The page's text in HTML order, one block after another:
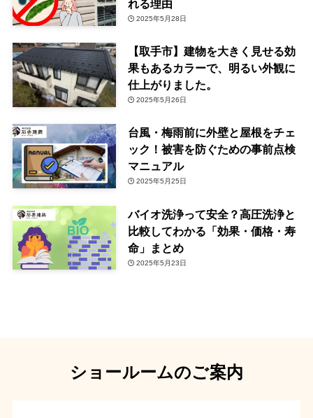
れる理由
2025年5月28日
【取手市】建物を大きく見せる効
果もあるカラーで、明るい外観に
仕上がりました。
2025年5月26日
台風・梅雨前に外壁と屋根をチェ
ック！被害を防ぐための事前点検
マニュアル
2025年5月25日
バイオ洗浄って安全？高圧洗浄と
比較してわかる「効果・価格・寿
命」まとめ
2025年5月23日
ショールームのご案内